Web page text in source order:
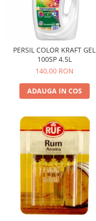
PERSIL COLOR KRAFT GEL
100SP 4.5L
140,00 RON
ADAUGA IN COS